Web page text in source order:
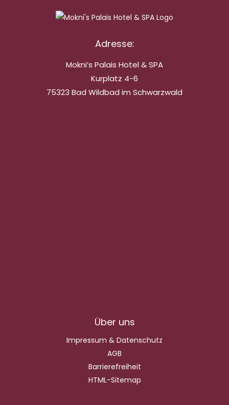
Adresse:
Mokni’s Palais Hotel & SPA
Kurplatz 4-6
75323 Bad Wildbad im Schwarzwald
Über uns
Impressum & Datenschutz
AGB
Barrierefreiheit
HTML-Sitemap